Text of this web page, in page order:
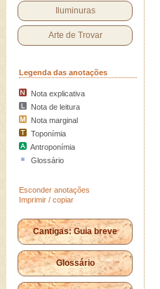
Iluminuras
Arte de Trovar
Legenda das anotações
Nota explicativa
Nota de leitura
Nota marginal
Toponímia
Antroponímia
Glossário
Esconder anotações
Imprimir / copiar
Cantigas: Guia breve
Glossário